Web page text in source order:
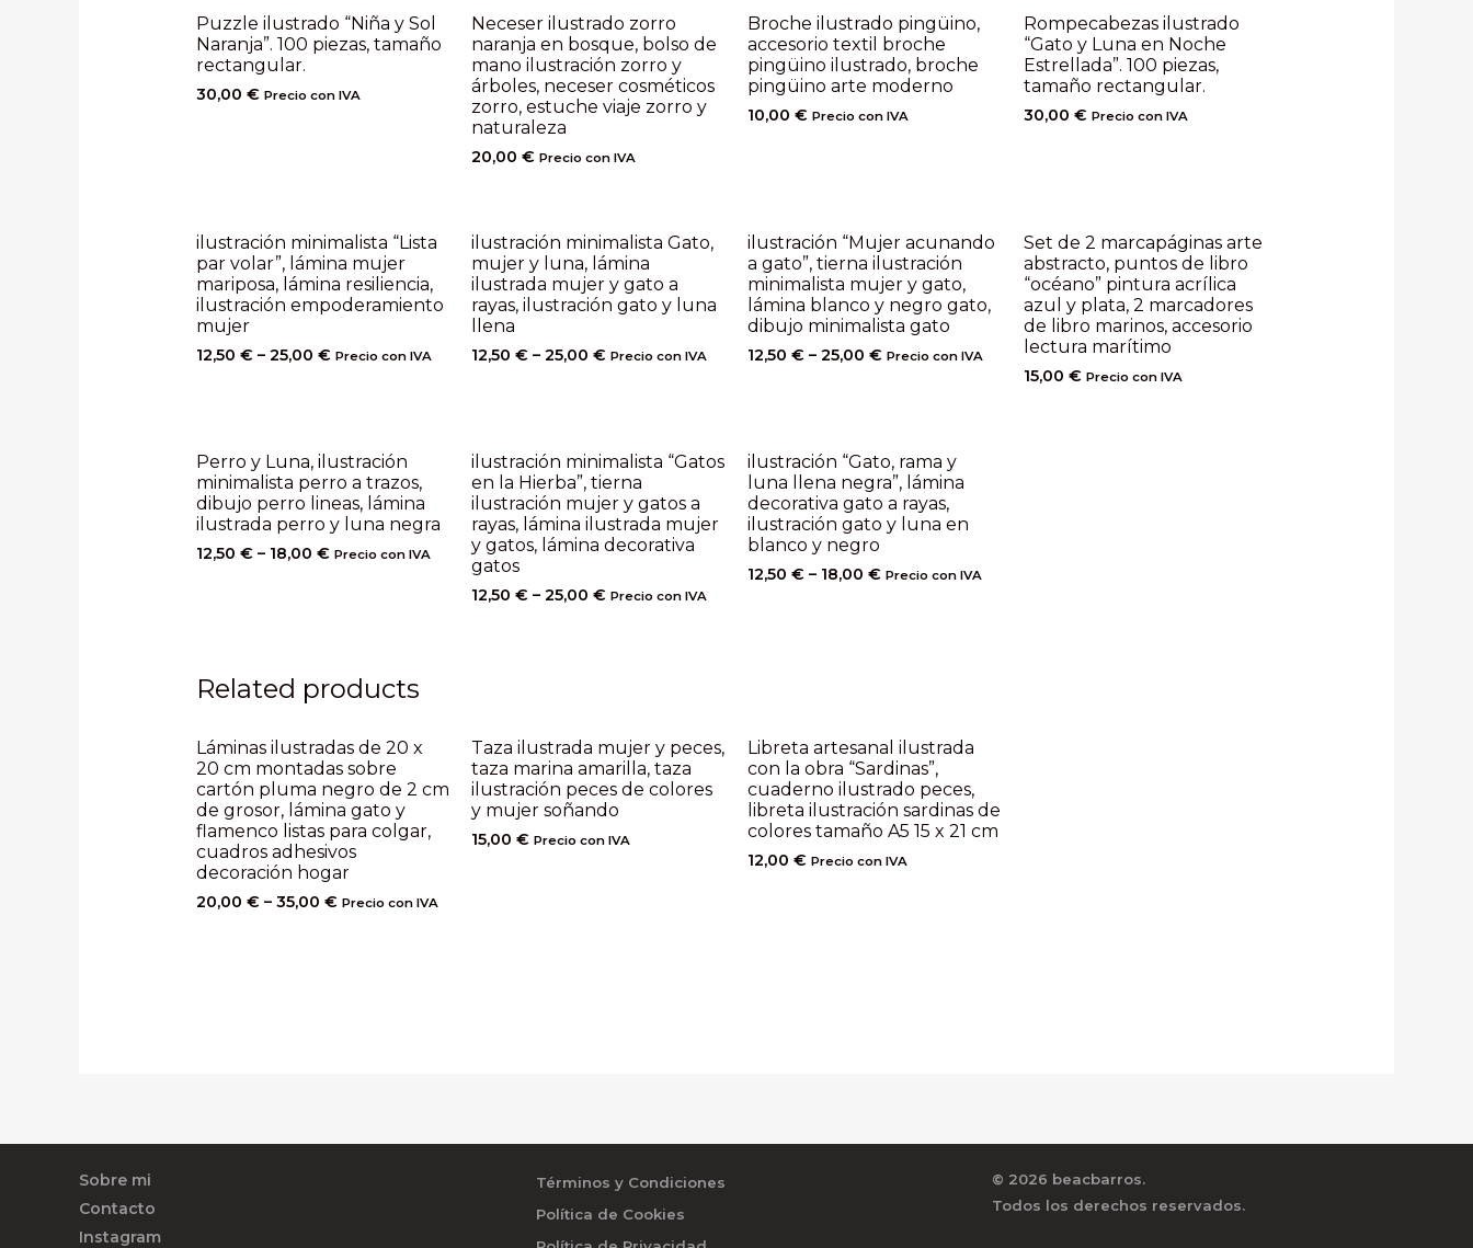
Puzzle ilustrado “Niña y Sol
Naranja”. 100 piezas, tamaño
rectangular.
30,00 € Precio con IVA
Neceser ilustrado zorro
naranja en bosque, bolso de
mano ilustración zorro y
árboles, neceser cosméticos
zorro, estuche viaje zorro y
naturaleza
20,00€ Precio con IVA
Broche ilustrado pingüino,
accesorio textil broche
pingüino ilustrado, broche
pingüino arte moderno
10,00 € Precio con IVA
Rompecabezas ilustrado
“Gato y Luna en Noche
Estrellada”. 100 piezas,
tamaño rectangular.
30,00 € Precio con IVA
ilustración minimalista “Lista
par volar”, lámina mujer
mariposa, lámina resiliencia,
ilustración empoderamiento
mujer
12,50 € – 25,00 € Precio con IVA
ilustración minimalista Gato,
mujer y luna, lámina
ilustrada mujer y gato a
rayas, ilustración gato y luna
llena
12,50€ –25,00€ Precio con IVA
ilustración “Mujer acunando
a gato”, tierna ilustración
minimalista mujer y gato,
lámina blanco y negro gato,
dibujo minimalista gato
12,50 € – 25,00 € Precio con IVA
Set de 2 marcapáginas arte
abstracto, puntos de libro
“océano” pintura acrílica
azul y plata, 2 marcadores
de libro marinos, accesorio
lectura marítimo
15,00 € Precio con IVA
Perro y Luna, ilustración
minimalista perro a trazos,
dibujo perro lineas, lámina
ilustrada perro y luna negra
12,50 € – 18,00 € Precio con IVA
ilustración minimalista “Gatos
en la Hierba”, tierna
ilustración mujer y gatos a
rayas, lámina ilustrada mujer
y gatos, lámina decorativa
gatos
12,50€ –25,00€ Precio con IVA
ilustración “Gato, rama y
luna llena negra”, lámina
decorativa gato a rayas,
ilustración gato y luna en
blanco y negro
12,50 € – 18,00 € Precio con IVA
Related products
Láminas ilustradas de 20 x
20 cm montadas sobre
cartón pluma negro de 2 cm
de grosor, lámina gato y
flamenco listas para colgar,
cuadros adhesivos
decoración hogar
20,00 € – 35,00 € Precio con IVA
Taza ilustrada mujer y peces,
taza marina amarilla, taza
ilustración peces de colores
y mujer soñando
15,00€ Precio con IVA
Libreta artesanal ilustrada
con la obra “Sardinas”,
cuaderno ilustrado peces,
libreta ilustración sardinas de
colores tamaño A5 15 x 21 cm
12,00 € Precio con IVA
Sobre mi
Contacto
Instagram
Términos y Condiciones
Política de Cookies
© 2026 beacbarros.
Todos los derechos reservados.